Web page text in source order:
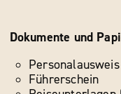
Dokumente und
Führerschein